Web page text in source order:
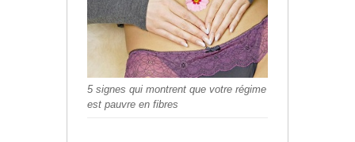
5 signes qui montrent que votre régime
est pauvre en fibres